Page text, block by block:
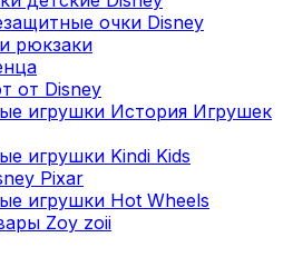
очки Disney
рюкзаки
от Disney
игрушки История Игрушек
игрушки Kindi Kids
Pixar
игрушки Hot Wheels
Zoy zoii